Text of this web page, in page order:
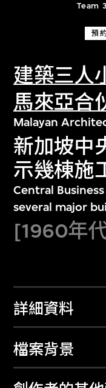
Team
預
建築三人
馬來亞合
Malayan
新加坡中
示幾棟施
Central
several major
[1960年
詳細資料
檔案背景